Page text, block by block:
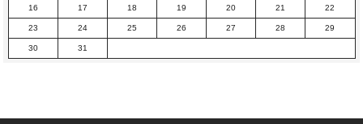
16 17 18 19 20 21 22
23 24 25 26 27 28 29
30 31